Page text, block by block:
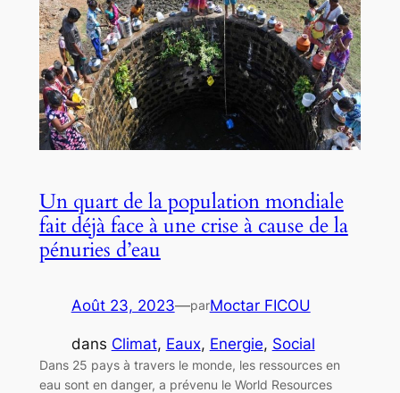
Un quart de la population mondiale
fait déjà face à une crise à cause de la
pénuries d’eau
Août 23, 2023—parMoctar FICOU
dans Climat, Eaux, Energie, Social
Dans 25 pays à travers le monde, les ressources en
eau sont en danger, a prévenu le World Resources